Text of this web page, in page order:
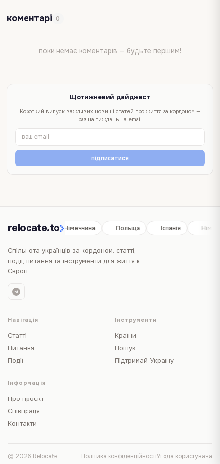
коментарі 0
поки немає коментарів — будьте першим!
Щотижневий дайджест
Короткий випуск важливих новин і статей про життя за кордоном —
раз на тиждень на email
підписатися
relocate.to
Іспанія Німеччина Польща Іспанія
Спільнота українців за кордоном: статті,
події, питання та інструменти для життя в
Європі.
Навігація
Статті
Питання
Події
Інструменти
Країни
Пошук
Підтримай Україну
Інформація
Про проєкт
Співпраця
Контакти
© 2026 Relocate Політика конфіденційностіУгода користувача